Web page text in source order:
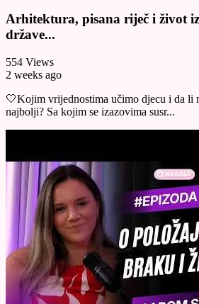
Arhitektura, pisana riječ i život
države...
554 Views
2 weeks ago
🤍Kojim vrijednostima učimo djecu i da li
najbolji? Sa kojim se izazovima susr...